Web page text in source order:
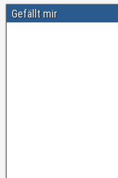
Gefällt mir